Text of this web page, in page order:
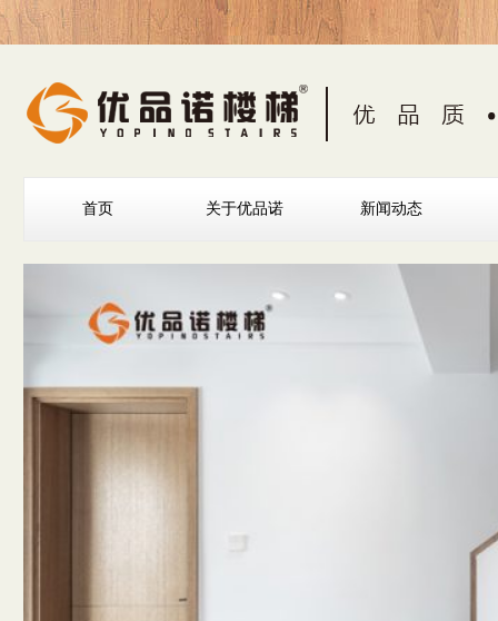
首页 关于优品诺 新闻动态